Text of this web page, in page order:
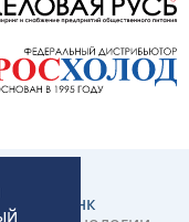
КликЛинк